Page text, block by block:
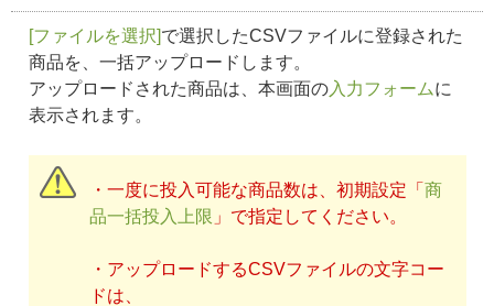
[ファイルを選択]で選択したCSVファイルに登録された
商品を、一括アップロードします。
アップロードされた商品は、本画面の入力フォームに
表示されます。
・一度に投入可能な商品数は、初期設定「 商
品一括投入上限 」で指定してください。
・アップロードするCSVファイルの文字コー
ドは、